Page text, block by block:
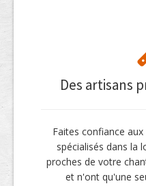
Des artisans
Faites confiance
spécialisés dans la
proches de votre
et n'ont qu'une